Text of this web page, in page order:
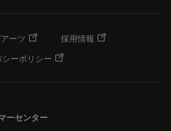
ーツ
採用情報
ーポリシー
ーセンター